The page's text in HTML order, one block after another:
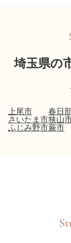
埼玉県の
上尾市 春日
さいたま市狭山
ふじみ野市蕨市